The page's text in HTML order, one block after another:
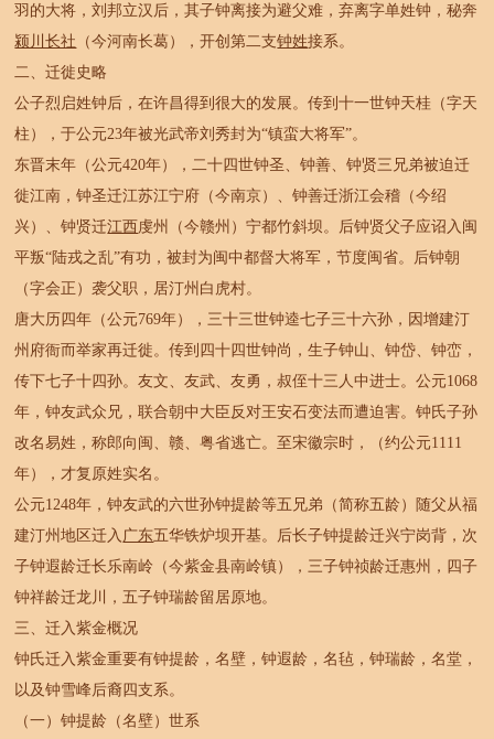
羽的大将，刘邦立汉后，其子钟离接为避父难，弃离字单姓钟，秘奔
颍川长社 （今河南长葛），开创第二支钟姓接系。
二、迁徙史略
公子烈启姓钟后，在许昌得到很大的发展。传到十一世钟天桂（字天
柱），于公元23年被光武帝刘秀封为“镇蛮大将军”。
东晋末年（公元420年），二十四世钟圣、钟善、钟贤三兄弟被迫迁
徙江南，钟圣迁江苏江宁府（今南京）、钟善迁浙江会稽（今绍
兴）、钟贤迁江西虔州（今赣州）宁都竹斜坝。后钟贤父子应诏入闽
平叛“陆戎之乱”有功，被封为闽中都督大将军，节度闽省。后钟朝
（字会正）袭父职，居汀州白虎村。
唐大历四年（公元769年），三十三世钟逵七子三十六孙，因增建汀
州府衙而举家再迁徙。传到四十四世钟尚，生子钟山、钟岱、钟峦，
传下七子十四孙。友文、友武、友勇，叔侄十三人中进士。公元1068
年，钟友武众兄，联合朝中大臣反对王安石变法而遭迫害。钟氏子孙
改名易姓，称郎向闽、赣、粤省逃亡。至宋徽宗时，（约公元1111
年），才复原姓实名。
公元1248年，钟友武的六世孙钟提龄等五兄弟（简称五龄）随父从福
建汀州地区迁入 广东五华铁炉坝开基。后长子钟提龄迁兴宁岗背，次
子钟遐龄迁长乐南岭（今紫金县南岭镇），三子钟祯龄迁惠州，四子
钟祥龄迁龙川，五子钟瑞龄留居原地。
三、迁入紫金概况
钟氏迁入紫金重要有钟提龄，名壁，钟遐龄，名毡，钟瑞龄，名堂，
以及钟雪峰后裔四支系。
（一）钟提龄（名壁）世系